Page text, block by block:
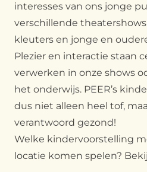
interesses van ons jonge
verschillende
kleuters en jonge en
Plezier en interactie staan
verwerken in onze shows
het onderwijs. PEER’s
dus niet alleen heel tof,
verantwoord gezond!
Welke kindervoorstelling
locatie komen spelen?